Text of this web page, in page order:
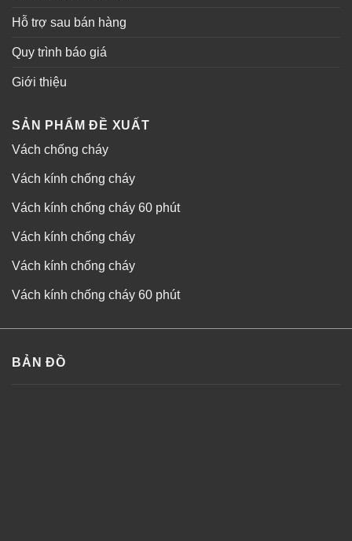
Hỗ trợ sau bán hàng
Quy trình báo giá
Giới thiệu
SẢN PHẨM ĐỀ XUẤT
Vách chống cháy
Vách kính chống cháy
Vách kính chống cháy 60 phút
Vách kính chống cháy
Vách kính chống cháy
Vách kính chống cháy 60 phút
BẢN ĐỒ